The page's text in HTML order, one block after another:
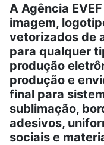
A Agência
imagem,
vetorizados de
para qualquer
produção
produção e
final para
sublimação,
adesivos,
sociais e